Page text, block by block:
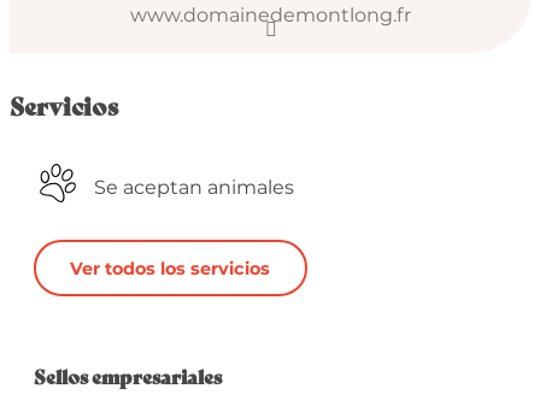
www.domainedemontlong.fr
Servicios
Se aceptan animales
Ver todos los servicios
Oferta de
Sellos empresariales
Sellos empresariales